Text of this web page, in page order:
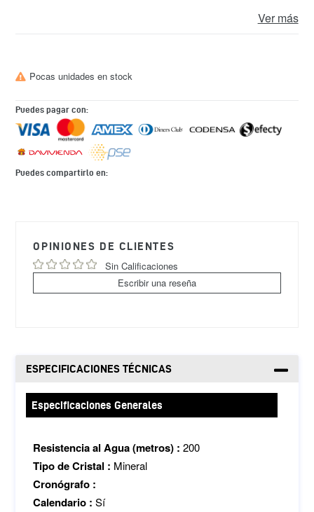
Ver más
Pocas unidades en stock
Puedes pagar con:
Puedes compartirlo en:
carrito
OPINIONES DE CLIENTES
Sin Calificaciones
Escribir una reseña
ESPECIFICACIONES TÉCNICAS
Especificaciones Generales
Resistencia al Agua (metros) :200
Tipo de Cristal : Mineral
Cronógrafo :
Calendario :Sí